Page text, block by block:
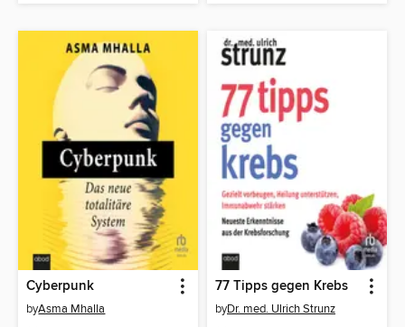
Cyberpunk
byAsma Mhalla
77 Tipps gegen Krebs
byDr. med. Ulrich Strunz